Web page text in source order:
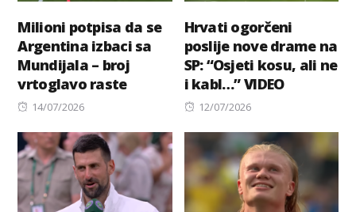
Milioni potpisa da se
Argentina izbaci sa
Mundijala – broj
vrtoglavo raste
Posted
14/07/2026
Hrvati ogorčeni
poslije nove drame na
SP: “Osjeti kosu, ali ne
i kabl…” VIDEO
Posted
12/07/2026